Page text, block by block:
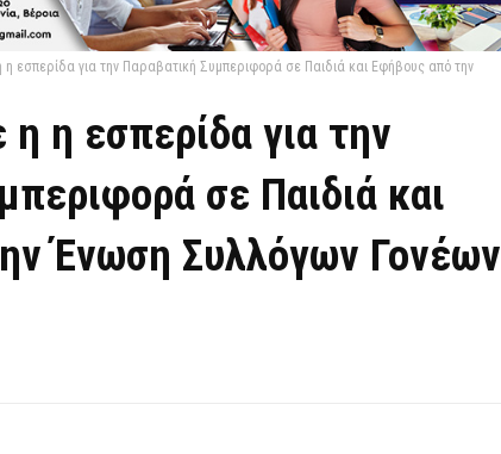
εσπερίδα για την Παραβατική Συμπεριφορά σε Παιδιά και Εφήβους από την
η εσπερίδα για την
σε Παιδιά και
Ένωση Συλλόγων Γονέων